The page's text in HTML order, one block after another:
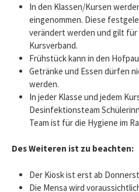
In den Klassen/Kursen
eingenommen. Diese
verändert werden und gilt für
Kursverband.
Frühstück kann in den
Getränke und Essen dürfen
werden.
In jeder Klasse und jedem
Desinfektionsteam
Team ist für die Hygiene im
Des Weiteren ist zu beachten:
Der Kiosk ist erst ab
Die Mensa wird